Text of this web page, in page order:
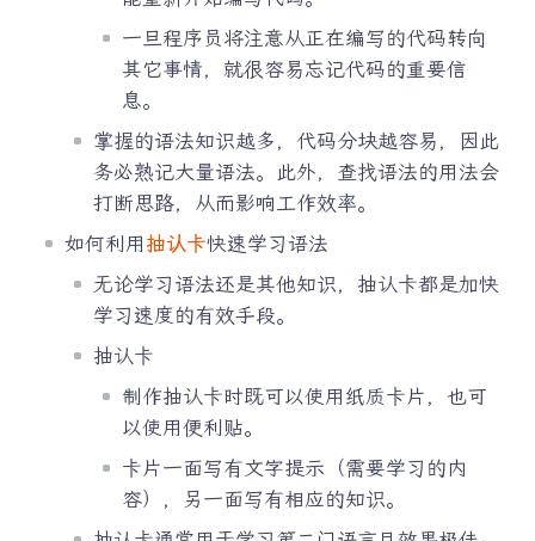
一旦程序员将注意从正在编写的代码转向
其它事情，就很容易忘记代码的重要信
息。
掌握的语法知识越多，代码分块越容易，因此
务必熟记大量语法。此外，查找语法的用法会
打断思路，从而影响工作效率。
如何利用抽认卡快速学习语法
无论学习语法还是其他知识，抽认卡都是加快
学习速度的有效手段。
抽认卡
制作抽认卡时既可以使用纸质卡片，也可
以使用便利贴。
卡片一面写有文字提示（需要学习的内
容），另一面写有相应的知识。